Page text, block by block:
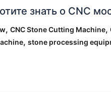
знать о CNC
, CNC Stone Cutting Machine,
, stone processing